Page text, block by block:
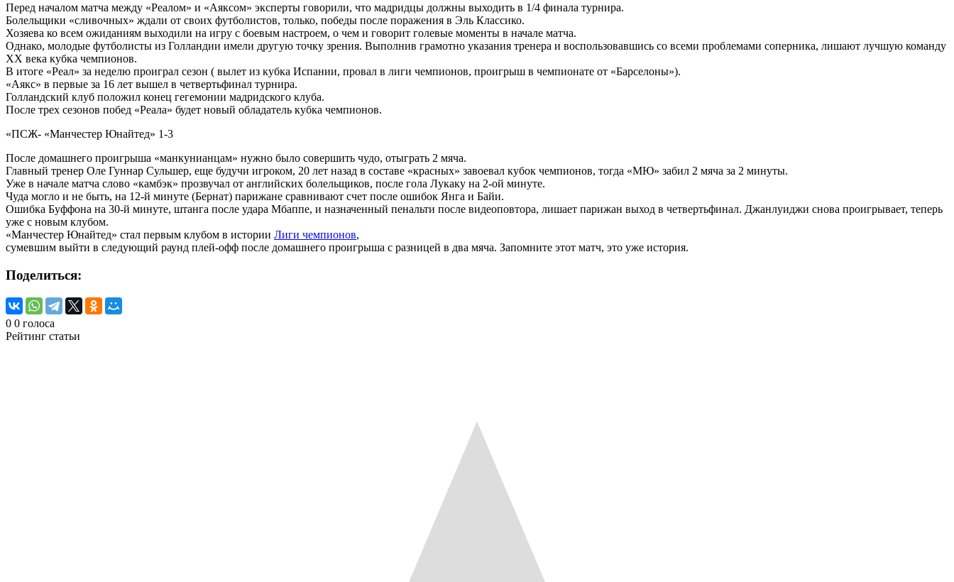
Перед началом матча между «Реалом» и «Аяксом» эксперты говорили, что мадридцы должны выходить в 1/4 финала турнира.
Болельщики «сливочных» ждали от своих футболистов, только, победы после поражения в Эль Классико.
Хозяева ко всем ожиданиям выходили на игру с боевым настроем, о чем и говорит голевые моменты в начале матча.
Однако, молодые футболисты из Голландии имели другую точку зрения. Выполнив грамотно указания тренера и воспользовавшись со всеми проблемами соперника, лишают лучшую команду
ХХ века кубка чемпионов.
В итоге «Реал» за неделю проиграл сезон ( вылет из кубка Испании, провал в лиги чемпионов, проигрыш в чемпионате от «Барселоны»).
«Аякс» в первые за 16 лет вышел в четвертьфинал турнира.
Голландский клуб положил конец гегемонии мадридского клуба.
После трех сезонов побед «Реала» будет новый обладатель кубка чемпионов.
«ПСЖ- «Манчестер Юнайтед» 1-3
После домашнего проигрыша «манкунианцам» нужно было совершить чудо, отыграть 2 мяча.
Главный тренер Оле Гуннар Сульшер, еще будучи игроком, 20 лет назад в составе «красных» завоевал кубок чемпионов, тогда «МЮ» забил 2 мяча за 2 минуты.
Уже в начале матча слово «камбэк» прозвучал от английских болельщиков, после гола Лукаку на 2-ой минуте.
Чуда могло и не быть, на 12-й минуте (Бернат) парижане сравнивают счет после ошибок Янга и Байи.
Ошибка Буффона на 30-й минуте, штанга после удара Мбаппе, и назначенный пенальти после видеоповтора, лишает парижан выход в четвертьфинал. Джанлуиджи снова проигрывает, теперь
уже с новым клубом.
«Манчестер Юнайтед» стал первым клубом в истории Лиги чемпионов,
сумевшим выйти в следующий раунд плей-офф после домашнего проигрыша с разницей в два мяча. Запомните этот матч, это уже история.
Поделиться:
0 0 голоса
Рейтинг статьи